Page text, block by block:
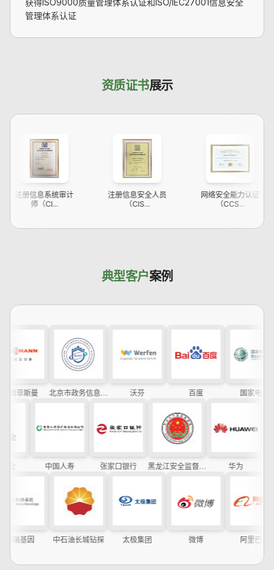
获得ISO9000质量管理体系认证和ISO/IEC27001信息安全
管理体系认证
资质证书展示
信息系统审计
师（CI...
注册信息安全人员
网络安全能力认证
（CCS...
典型客户案例
北京市政务信息安全保障中心 沃芬 国家电网
腾讯安全 中国人寿 张家口银行 黑龙江安全监督管理局
中石油长城钻探 太极集团 阿里巴巴